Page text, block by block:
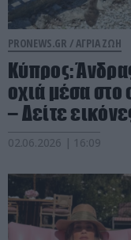
PRONEWS.GR / ΑΓΡΙΑ ΖΩΗ
Κύπρος:
οχιά μέσα στο
– Δείτε
02.06.2026 | 16:09